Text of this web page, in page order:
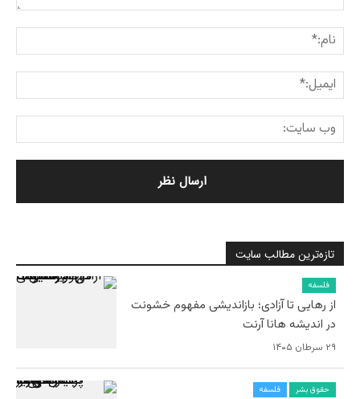
تازه‌ترین مطالب سایت
فلسفه
از رهایی تا آزادی؛ بازاندیشی مفهوم خشونت
در اندیشه هانا آرنت
۲۹ سرطان ۱۴۰۵
حقوق بشر فلسفه